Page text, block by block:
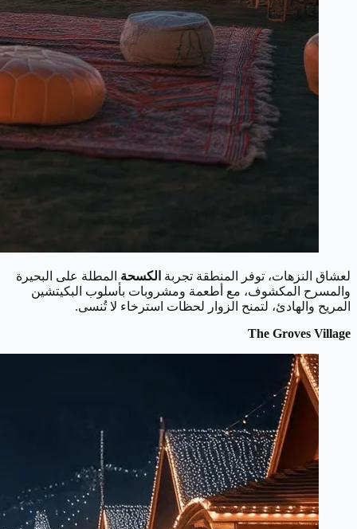
لعشاق النزهات، توفر المنطقة تجربة الكسحة المطلة على البحيرة
والمسرح المكشوف، مع أطعمة ومشروبات بأسلوب البكيتشين
المريح والهادئ، لتمنح الزوار لحظات استرخاء لا تُنسى.
The Groves Village